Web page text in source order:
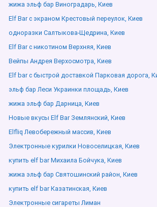
жижа эльф бар Виноградарь, Киев
Elf Bar с экраном Крестовый переулок, Киев
одноразки Салтыкова-Щедрина, Киев
Elf Bar с никотином Верхняя, Киев
Вейпы Андрея Верхосмотра, Киев
Elf bar с быстрой доставкой Парковая дорога,
эльф бар Леси Украинки площадь, Киев
жижа эльф бар Дарница, Киев
Новые вкусы Elf Bar Землянский, Киев
Elfliq Левобережный массив, Киев
Электронные курилки Новоселицкая, Киев
купить elf bar Михаила Бойчука, Киев
жижа эльф бар Святошинский район, Киев
купить elf bar Казатинская, Киев
Электронные сигареты Лиман